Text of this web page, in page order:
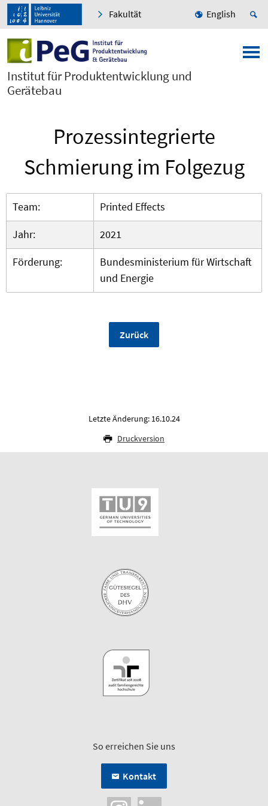
Fakultät English
Institut für Produktentwicklung und
Gerätebau
Prozessintegrierte
Schmierung im Folgezug
Team:
Printed Effects
Jahr:
2021
Förderung:
Bundesministerium für Wirtschaft
und Energie
Zurück
Letzte Änderung: 16.10.24
Druckversion
So erreichen Sie uns
Kontakt